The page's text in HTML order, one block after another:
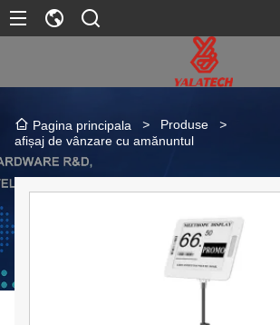
Pagina principala > Produse
>
afișaj de vânzare cu amănuntul